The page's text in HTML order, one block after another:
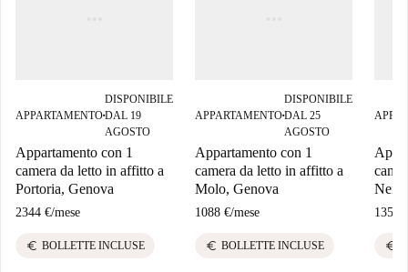
APPARTAMENTO■
DISPONIBILE
DAL 19
AGOSTO
Appartamento con 1
camera da letto in affitto a
Portoria, Genova
2344 €/mese
euro BOLLETTE INCLUSE
APPARTAMENTO■
DISPONIBILE
DAL 25
AGOSTO
Appartamento con 1
camera da letto in affitto a
Molo, Genova
1088 €/mese
euro BOLLETTE INCLUSE
1350
euro